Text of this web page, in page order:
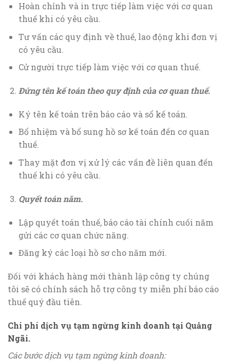
Hoàn chỉnh và in trực tiếp làm việc với cơ quan
thuế khi có yêu cầu.
Tư vấn các quy định về thuế, lao động khi đơn vị
có yêu cầu.
Cử người trực tiếp làm việc với cơ quan thuế.
Đứng tên kế toán theo quy định của cơ quan thuế.
Ký tên kế toán trên báo cáo và sổ kế toán.
Bổ nhiệm và bổ sung hồ sơ kế toán đến cơ quan
thuế.
Thay mặt đơn vị xử lý các vấn đề liên quan đến
thuế khi có yêu cầu.
Quyết toán năm.
Lập quyết toán thuế, báo cáo tài chính cuối năm
gửi các cơ quan chức năng.
Đăng ký các loại hồ sơ cho năm mới.
Đối với khách hàng mới thành lập công ty chúng
tôi sẽ có chính sách hỗ trợ công ty miễn phí báo cáo
thuế quý đầu tiên.
Chi phí dịch vụ tạm ngừng kinh doanh tại Quảng
Ngãi.
Các bước dịch vụ tạm ngừng kinh doanh: